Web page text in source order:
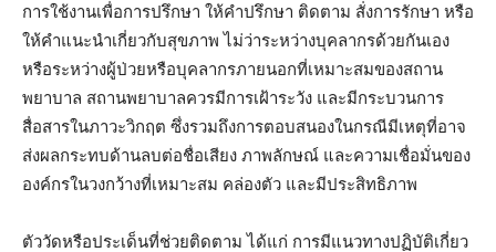
การใช้งานเพื่อการปรึกษา ให้คำปรึกษา ติดตาม สั่งการรักษา หรือ
ให้คำแนะนำเกี่ยวกับสุขภาพ ไม่ว่าระหว่างบุคลากรด้วยกันเอง
หรือระหว่างผู้ป่วยหรือบุคลากรภายนอกที่เหมาะสมของสถาน
พยาบาล สถานพยาบาลควรมีการเฝ้าระวัง และมีกระบวนการ
สื่อสารในภาวะวิกฤต ซึ่งรวมถึงการตอบสนองในกรณีมีเหตุที่อาจ
ส่งผลกระทบด้านลบต่อชื่อเสียง ภาพลักษณ์ และความเชื่อมั่นของ
องค์กรในวงกว้างที่เหมาะสม คล่องตัว และมีประสิทธิภาพ
ตัววัดหรือประเด็นที่ช่วยติดตาม ได้แก่ การมีแนวทางปฏิบัติเกี่ยว